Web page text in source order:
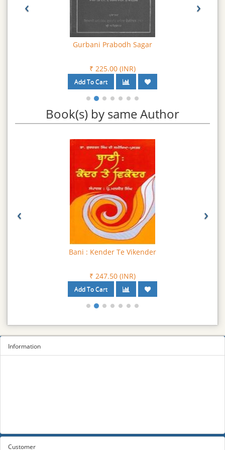
ਵੀ ਬਹੁਤ ਕੁਝ ਪਤਾ ਲਗ ਸਕਦਾ ਹੈ। ਇਸ ਤਰ੍ਹਾਂ ਇਹ ਕੇਵਲ ਸਿੱਖ ਮਤ ਦੇ
ਖੋਜੀਆਂ ਤੇ ਵਿਦਵਾਨਾਂ ਨੂੰ ਹੀ ਲਾਭਦਾਇਕ ਨਹੀਂ ਸਗੋਂ ਧਰਮਾਂ ਤੇ ਤੁਲਨਾਤਮਕ
ਅਧਿਐਨ ਦੇ ਖੇਤਰ ਵਿਚ ਕੰਮ ਕਰਨ ਵਾਲਿਆਂ ਲਈ ਵੀ ਖਾਸ ਸਹਾਇਤਾ ਦੇਵੇਗੀ।
Gurbani Prabodh Sagar
₹ 225.00 (INR)
‹ ›
Book(s) by same Author
Bani : Kender Te Vikender
₹ 247.50 (INR)
‹ ›
Information
Customer